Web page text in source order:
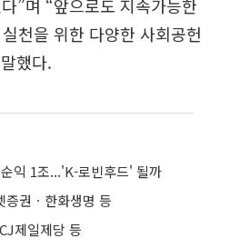
”며 “앞으로도 지속가능한
천을 위한 다양한 사회공헌
했다.
익 1조...'K-로빈후드' 될까
증권ㆍ한화생명 등
제일제당 등